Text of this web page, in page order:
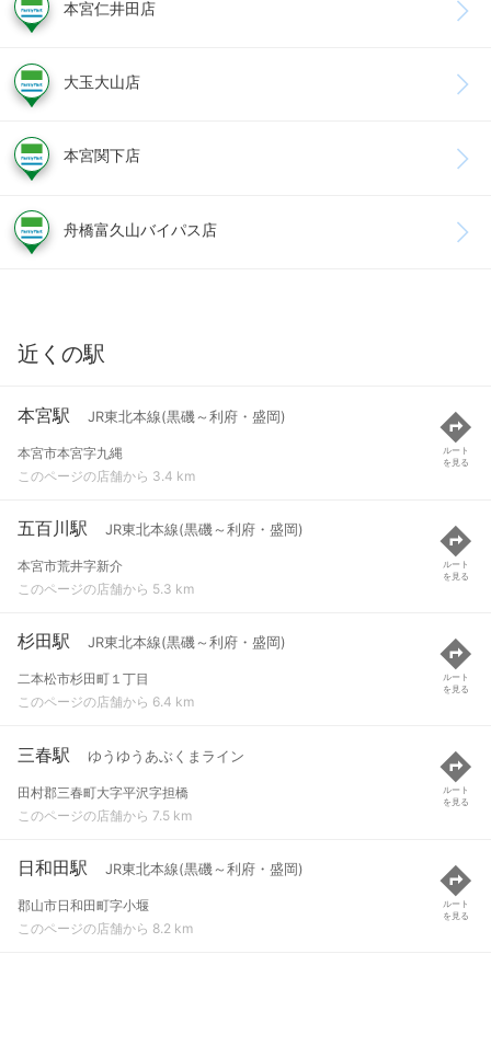
本宮仁井田店
大玉大山店
本宮関下店
舟橋富久山バイパス店
近くの駅
本宮駅 JR東北本線(黒磯～利府・盛岡)
本宮市本宮字九縄
このページの店舗から 3.4 km
ルート
を見る
五百川駅 JR東北本線(黒磯～利府・盛岡)
本宮市荒井字新介
このページの店舗から 5.3 km
ルート
を見る
杉田駅 JR東北本線(黒磯～利府・盛岡)
二本松市杉田町１丁目
このページの店舗から 6.4 km
ルート
を見る
三春駅 ゆうゆうあぶくまライン
田村郡三春町大字平沢字担橋
このページの店舗から 7.5 km
ルート
を見る
日和田駅 JR東北本線(黒磯～利府・盛岡)
郡山市日和田町字小堰
このページの店舗から 8.2 km
ルート
を見る